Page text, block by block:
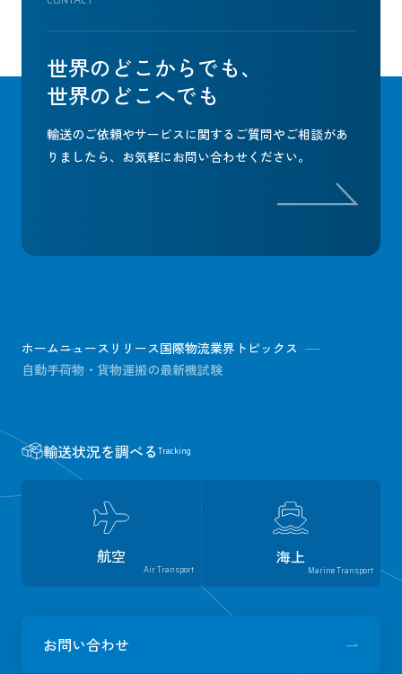
世界のどこからでも、
世界のどこへでも
輸送のご依頼やサービスに関するご質問やご相談があ
りましたら、 お気軽にお問い合わせください。
ホームニュースリリース国際物流業界トピックス
自動手荷物・貨物運搬の最新機試験
輸送状況を調べる Tracking
航空
Air Transport
海上
Marine Transport
お問い合わせ